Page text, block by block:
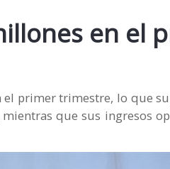
en el
primer trimestre, lo que
que sus ingresos